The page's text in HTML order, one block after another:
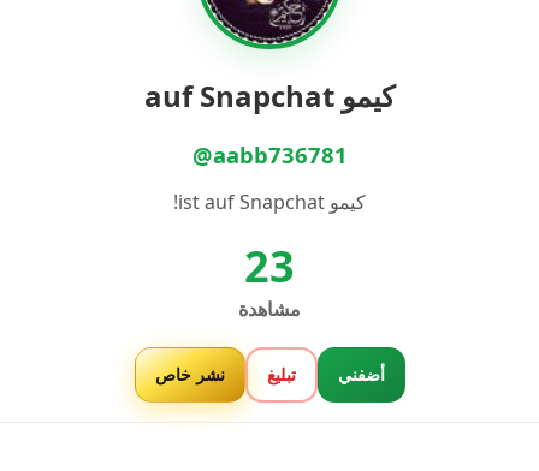
كيمو auf Snapchat
@aabb736781
كيمو ist auf Snapchat!
23
مشاهدة
أضفني تبليغ نشر خاص